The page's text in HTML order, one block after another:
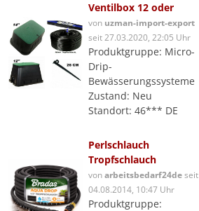
Ventilbox 12 oder
von uzman-import-export
seit 27.03.2020, 22:05 Uhr
Produktgruppe: Micro-
Drip-
Bewässerungssysteme
Zustand: Neu
Standort: 46*** DE
Perlschlauch
Tropfschlauch
vonarbeitsbedarf24deseit
04.08.2014, 10:47 Uhr
Produktgruppe: